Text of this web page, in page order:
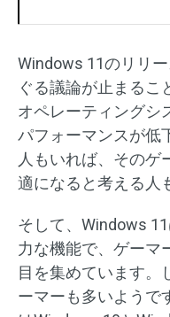
Windows 11のリリ
ぐる議論が止まるこ
オペレーティングシ
パフォーマンスが低
人もいれば、そのゲ
適になると考える人
そして、Windows
力な機能で、ゲーマ
目を集めています。
ーマーも多いようで